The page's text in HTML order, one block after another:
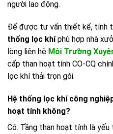
người lao động.
Để được tư vấn thiết kế, tính
thống lọc khíphù hợp nhà
lòng liên hệ Môi Trường
cấp than hoạt tính CO-CQ
lọc khí thải trọn gói.
Hệ thống lọc khí công
hoạt tính không?
Có. Tầng than hoạt tính là